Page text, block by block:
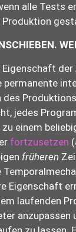
alle Tests
Produktion
der
permanente
des
jedes
einem
fortzusetzen
früheren
Eigenschaft
laufenden
anzupassen